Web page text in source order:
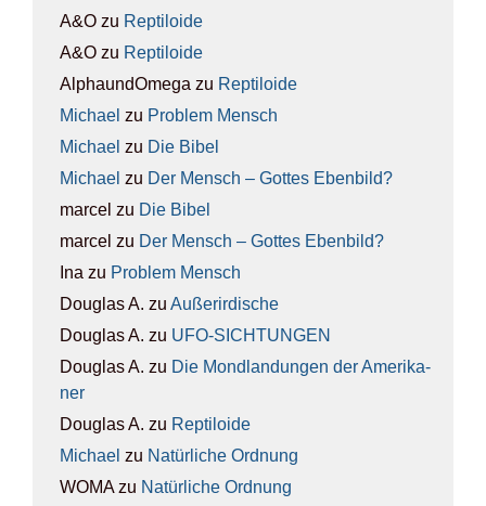
A&O zu Rep­ti­lo­ide
A&O zu Rep­ti­lo­ide
AlphaundOmega zu Rep­ti­lo­ide
Michael zu Pro­blem Mensch
Michael zu Die Bibel
Michael zu Der Mensch – Got­tes Eben­bild?
marcel zu Die Bibel
marcel zu Der Mensch – Got­tes Eben­bild?
Ina zu Pro­blem Mensch
Douglas A. zu Außer­ir­di­sche
Douglas A. zu UFO-SICH­TUN­GEN
Douglas A. zu Die Mond­lan­dun­gen der Ame­ri­ka­
ner
Douglas A. zu Rep­ti­lo­ide
Michael zu Natür­li­che Ord­nung
WOMAzu Natür­li­che Ord­nung